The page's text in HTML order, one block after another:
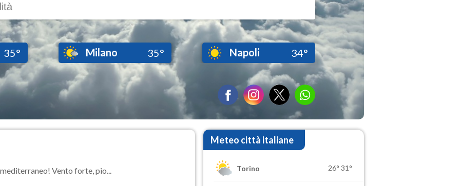
35° Milano 35° Napoli 34°
Vento forte, pio...
Meteo città italiane
Torino 26° 31°